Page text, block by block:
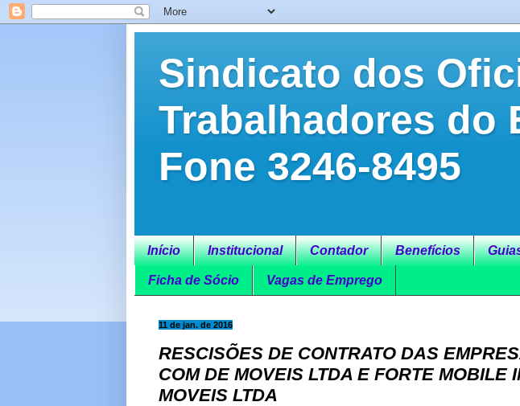
Sindicato dos
Trabalhadores do
Fone 3246-8495
Início Institucional Contador Benefícios
Ficha de Sócio Vagas de Emprego
11 de jan. de 2016
RESCISÕES DE CONTRATO DAS
COM DE MOVEIS LTDA E FORTE MOBILE
MOVEIS LTDA